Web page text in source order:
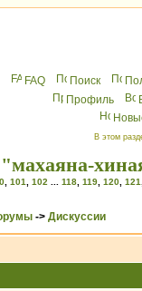
FAQ Поиск
Профиль
В этом
101 102 118 119 120 121
-> Дискуссии